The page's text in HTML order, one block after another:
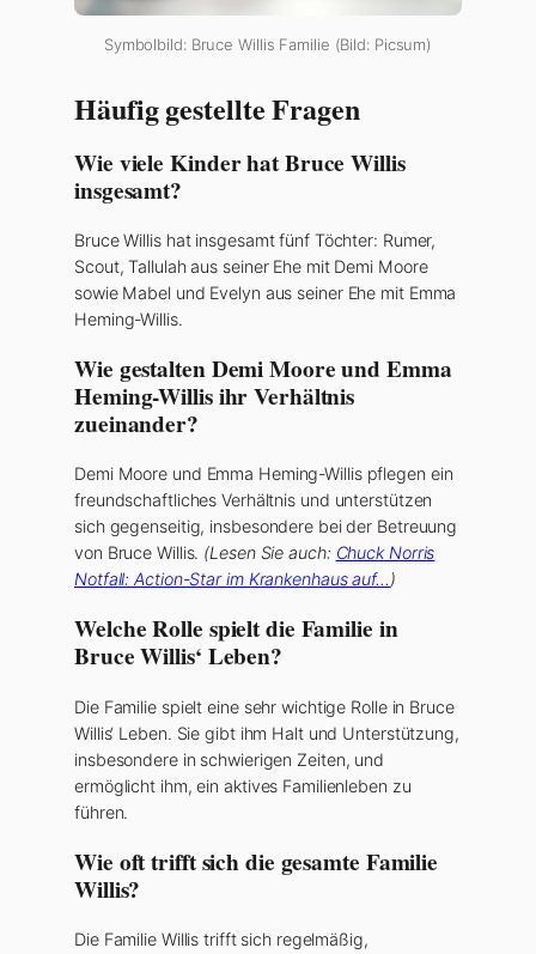
Symbolbild: Bruce Willis Familie (Bild: Picsum)
Häufig gestellte Fragen
Wie viele Kinder hat Bruce Willis
insgesamt?
Bruce Willis hat insgesamt fünf Töchter: Rumer,
Scout, Tallulah aus seiner Ehe mit Demi Moore
sowie Mabel und Evelyn aus seiner Ehe mit Emma
Heming-Willis.
Wie gestalten Demi Moore und Emma
Heming-Willis ihr Verhältnis
zueinander?
Demi Moore und Emma Heming-Willis pflegen ein
freundschaftliches Verhältnis und unterstützen
sich gegenseitig, insbesondere bei der Betreuung
von Bruce Willis. (Lesen Sie auch: Chuck Norris
Notfall: Action-Star im Krankenhaus auf…)
Welche Rolle spielt die Familie in
Bruce Willis‘ Leben?
Die Familie spielt eine sehr wichtige Rolle in Bruce
Willis‘ Leben. Sie gibt ihm Halt und Unterstützung,
insbesondere in schwierigen Zeiten, und
ermöglicht ihm, ein aktives Familienleben zu
führen.
Wie oft trifft sich die gesamte Familie
Willis?
Die Familie Willis trifft sich regelmäßig,